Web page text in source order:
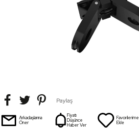
Paylaş
Arkadaşlarına
Öner
Fiyatı
Düşünce
Haber Ver
Favorilerime
Ekle